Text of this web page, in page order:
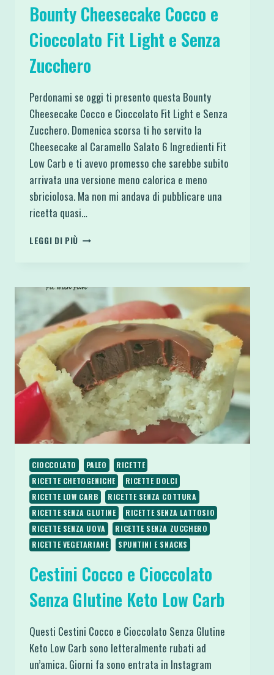
Bounty Cheesecake Cocco e
Cioccolato Fit Light e Senza
Zucchero
Perdonami se oggi ti presento questa Bounty
Cheesecake Cocco e Cioccolato Fit Light e Senza
Zucchero. Domenica scorsa ti ho servito la
Cheesecake al Caramello Salato 6 Ingredienti Fit
Low Carb e ti avevo promesso che sarebbe subito
arrivata una versione meno calorica e meno
sbriciolosa. Ma non mi andava di pubblicare una
ricetta quasi…
LEGGI DI PIÙ BOUNTY
CIOCCOLATO
FIT
LIGHT
E
SENZA
ZUCCHERO
CIOCCOLATO PALEO
RICETTE
RICETTE CHETOGENICHE
RICETTE DOLCI
RICETTE LOW CARB
RICETTE SENZA COTTURA
RICETTE SENZA GLUTINE
RICETTE SENZA LATTOSIO
RICETTE SENZA UOVA
RICETTE SENZA ZUCCHERO
RICETTE VEGETARIANE
SPUNTINI E SNACKS
Cestini Cocco e Cioccolato
Senza Glutine Keto Low Carb
Questi Cestini Cocco e Cioccolato Senza Glutine
Keto Low Carb sono letteralmente rubati ad
un’amica. Giorni fa sono entrata in Instagram